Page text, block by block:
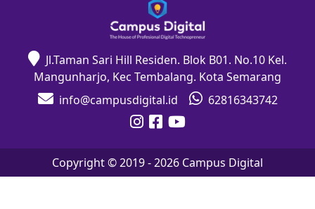
Jl.Taman Sari Hill Residen. Blok B01. No.10 Kel.
Mangunharjo, Kec Tembalang. Kota Semarang
info@campusdigital.id
62816343742
Copyright © 2019 -2026 Campus Digital